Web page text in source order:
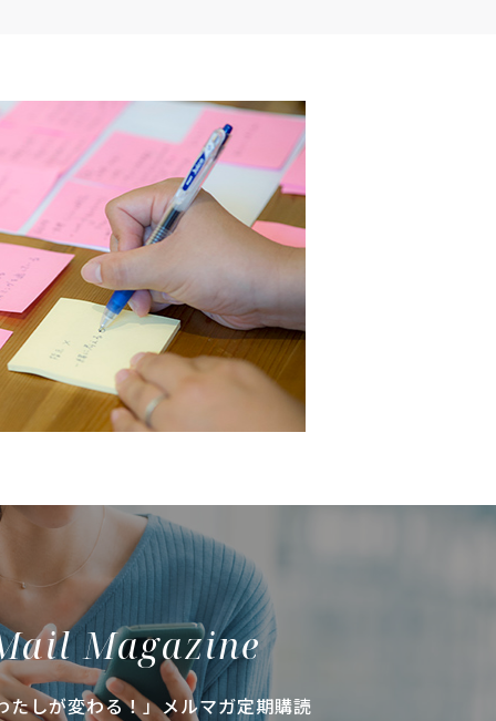
Magazine
たしが変わる！」メルマガ定期購読